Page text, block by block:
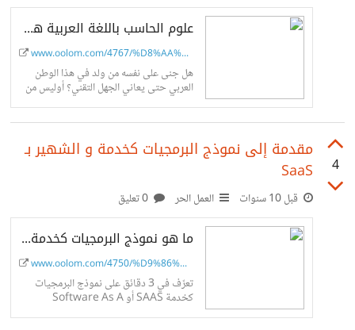
الانجليزية نظام لوحات السيارات وضع احرفاً عربية مقابل احرف
انجليزية، ولكن من الصعب التنبؤ بالمقابل ما لم
علوم الحاسب باللغة العربية هي المستقبل: يعمل المخلصون على التعريب و الترجمة بثبات
www.oolom.com/4767/%D8%AA%D8%B...
هل جنى على نفسه من ولد في هذا الوطن
العربي حتى يعاني الجهل التقني؟ أوليس من
حقه أن يتعلم علوم الحاسب باللغة العربية؟
4
مقدمة إلى نموذج البرمجيات كخدمة و الشهير بـ
SaaS
قبل 10 سنوات العمل الحر
ما هو نموذج البرمجيات كخدمة [SAAS]: في 3 دقائق 3 فوائد للمستخدمين [فيديو]
www.oolom.com/4750/%D9%86%D9%8...
تعرّف في 3 دقائق على نموذج البرمجيات
كخدمة SAAS أو Software As A